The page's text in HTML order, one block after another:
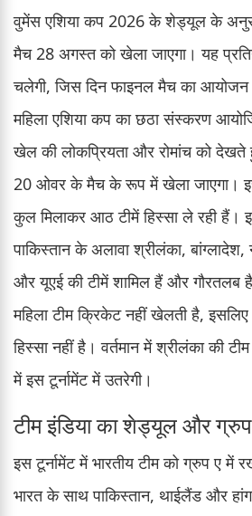
वुमेंस एशिया कप 2026 के शेड्यूल के
मैच 28 अगस्त को खेला जाएगा। यह
चलेगी, जिस दिन फाइनल मैच का आयोजन
महिला एशिया कप का छठा संस्करण
खेल की लोकप्रियता और रोमांच को देखते
20 ओवर के मैच के रूप में खेला जाएगा।
कुल मिलाकर आठ टीमें हिस्सा ले रही हैं।
पाकिस्तान के अलावा श्रीलंका,
और यूएई की टीमें शामिल हैं और गौरतलब
महिला टीम क्रिकेट नहीं खेलती है, इसलिए
हिस्सा नहीं है। वर्तमान में श्रीलंका की
में इस टूर्नामेंट में उतरेगी।
टीम इंडिया का शेड्यूल और ग्रुप
इस टूर्नामेंट में भारतीय टीम को ग्रुप ए में
भारत के साथ पाकिस्तान, थाईलैंड और